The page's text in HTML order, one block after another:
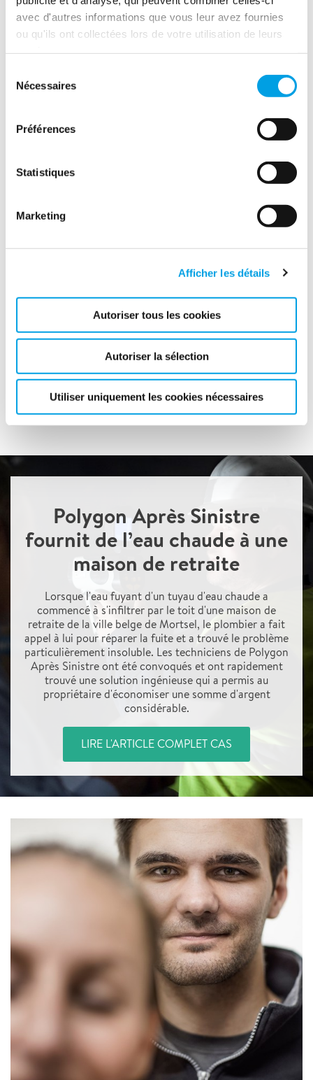
avec d'autres informations que vous leur avez fournies
ou qu'ils ont collectées lors de votre utilisation de leurs
Nécessaires
Préférences
Statistiques
Marketing
Afficher les détails
Autoriser tous les cookies
Autoriser la sélection
Utiliser uniquement les cookies nécessaires
Polygon Après Sinistre
fournit de l’eau chaude à une
maison de retraite
Lorsque l'eau fuyant d'un tuyau d'eau chaude a
commencé à s'infiltrer par le toit d'une maison de
retraite de la ville belge de Mortsel, le plombier a fait
appel à lui pour réparer la fuite et a trouvé le problème
particulièrement insoluble. Les techniciens de Polygon
Après Sinistre ont été convoqués et ont rapidement
trouvé une solution ingénieuse qui a permis au
propriétaire d'économiser une somme d'argent
considérable.
LIRE L'ARTICLE COMPLET CAS